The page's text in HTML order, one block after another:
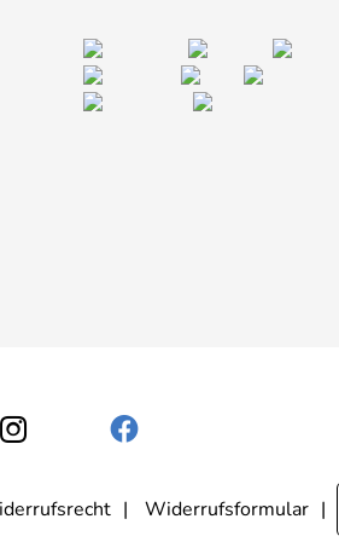
Widerrufsformular